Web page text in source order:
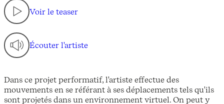
Voir le teaser
Écouter l'artiste
Dans ce projet performatif, l'artiste effectue des
mouvements en se référant à ses déplacements tels qu'ils
sont projetés dans un environnement virtuel. On peut y